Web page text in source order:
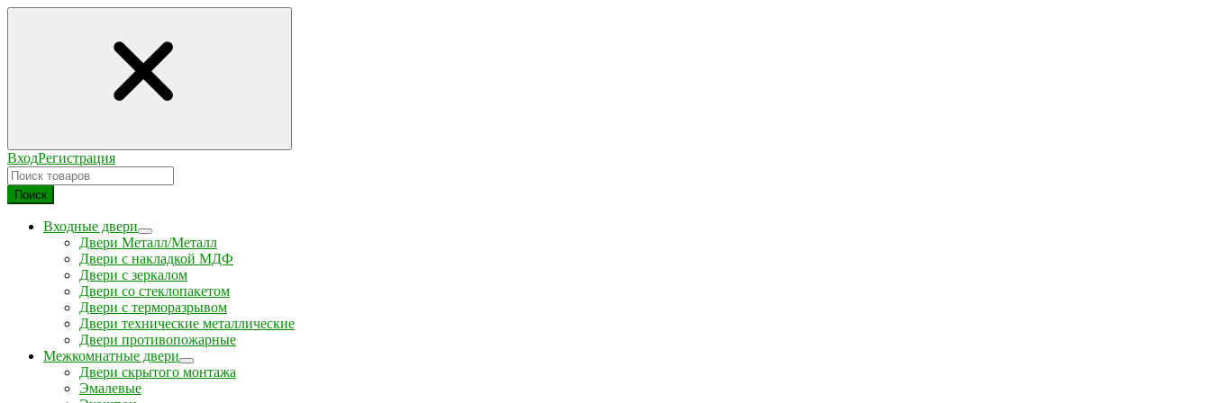
ВходРегистрация
Поиск
Входные двери
Двери Металл/Металл
Двери с накладкой МДФ
Двери с зеркалом
Двери со стеклопакетом
Двери с терморазрывом
Двери технические металлические
Двери противопожарные
Межкомнатные двери
Двери скрытого монтажа
Эмалевые